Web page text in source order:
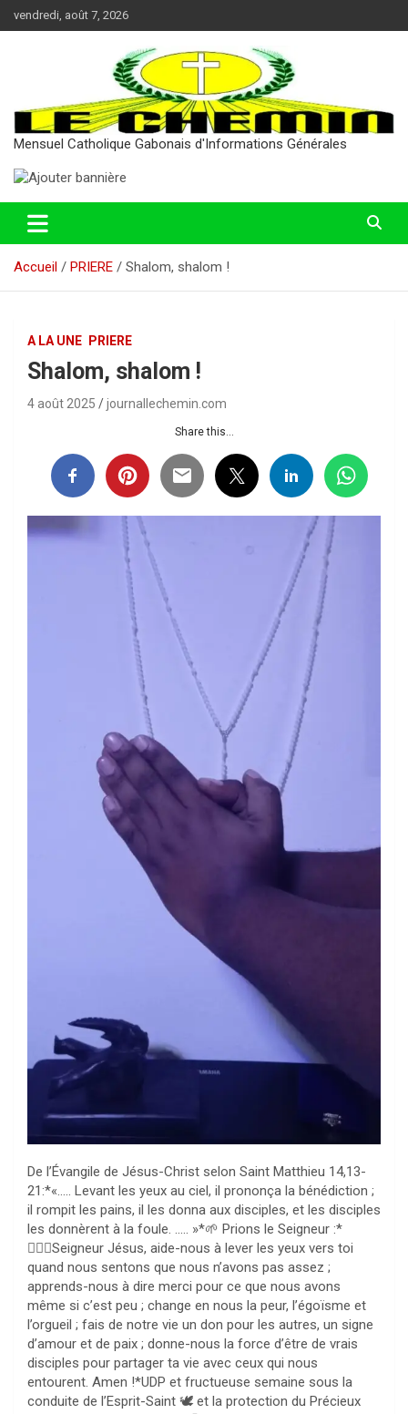
au
vendredi, août 7, 2026
Mensuel Catholique Gabonais d'Informations Générales
Accueil PRIERE Shalom, shalom !
A LA UNE PRIERE
Shalom, shalom !
4 août 2025 journallechemin.com
Share this...
De l’Évangile de Jésus-Christ selon Saint Matthieu 14,13-
21:*«….. Levant les yeux au ciel, il prononça la bénédiction ;
il rompit les pains, il les donna aux disciples, et les disciples
les donnèrent à la foule. ….. »*🌱 Prions le Seigneur :*
🙇🏻‍♀️Seigneur Jésus, aide-nous à lever les yeux vers toi
quand nous sentons que nous n’avons pas assez ;
apprends-nous à dire merci pour ce que nous avons
même si c’est peu ; change en nous la peur, l’égoïsme et
l’orgueil ; fais de notre vie un don pour les autres, un signe
d’amour et de paix ; donne-nous la force d’être de vrais
disciples pour partager ta vie avec ceux qui nous
entourent. Amen !*UDP et fructueuse semaine sous la
conduite de l’Esprit-Saint 🕊️ et la protection du Précieux